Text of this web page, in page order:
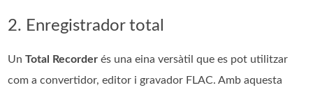
2. Enregistrador total
UnTotal Recorder és una eina versàtil que es pot utilitzar
com a convertidor, editor i gravador FLAC. Amb aquesta